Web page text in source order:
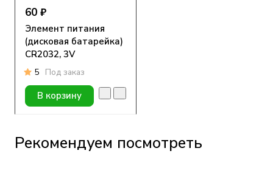
60 ₽
Элемент питания
(дисковая батарейка)
CR2032, 3V
5 Под заказ
В корзину
Рекомендуем посмотреть